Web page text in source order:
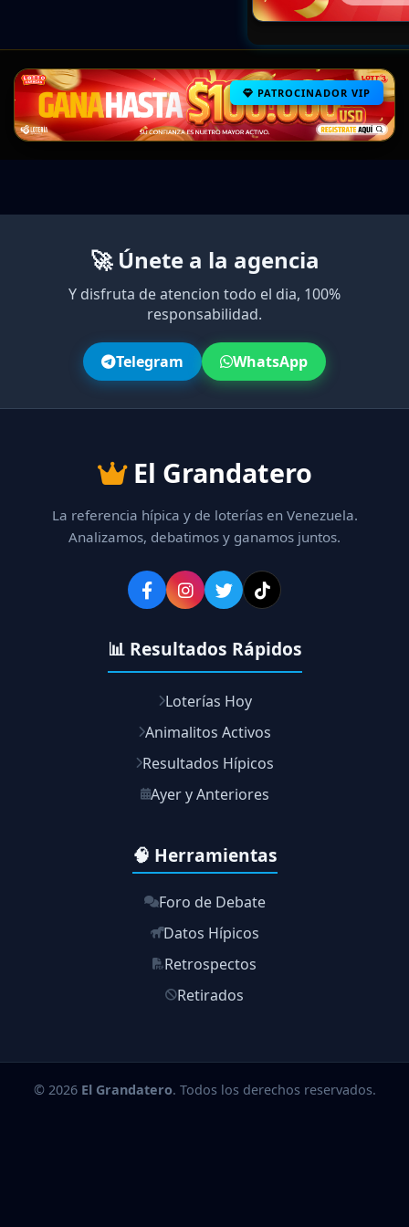
PATROCINADOR VIP
🚀 Únete a la agencia
Y disfruta de atencion todo el dia, 100%
responsabilidad.
Telegram WhatsApp
El Grandatero
La referencia hípica y de loterías en Venezuela.
Analizamos, debatimos y ganamos juntos.
📊 Resultados Rápidos
Loterías Hoy
Animalitos Activos
Resultados Hípicos
Ayer y Anteriores
🧠 Herramientas
Foro de Debate
Datos Hípicos
Retrospectos
Retirados
© 2026 El Grandatero. Todos los derechos reservados.